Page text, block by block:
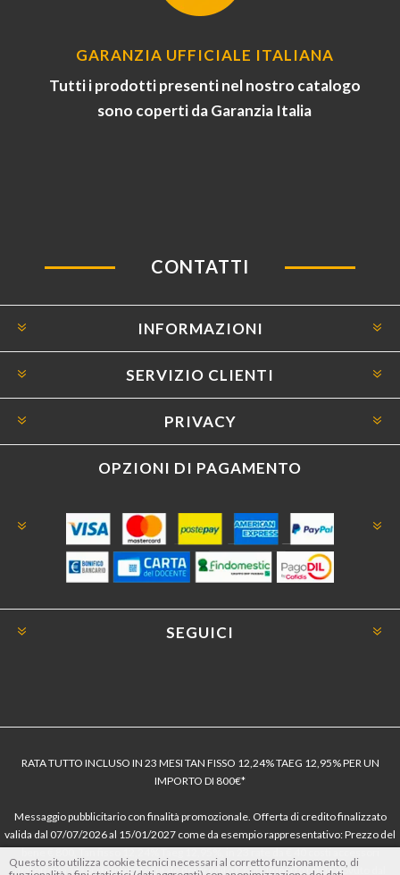
GARANZIA UFFICIALE ITALIANA
Tutti i prodotti presenti nel nostro catalogo
sono coperti da Garanzia Italia
CONTATTI
INFORMAZIONI
SERVIZIO CLIENTI
PRIVACY
OPZIONI DI PAGAMENTO
SEGUICI
RATA TUTTO INCLUSO IN 23 MESI TAN FISSO 12,24% TAEG 12,95% PER UN
IMPORTO DI 800€*
Messaggio pubblicitario con finalità promozionale. Offerta di credito finalizzato
valida dal 07/07/2026 al 15/01/2027 come da esempio rappresentativo: Prezzo del
dell’offerta azzerati. Importo totale del credito € 800. Importo totale dovuto dal
Questo sito utilizza cookie tecnici necessari al corretto funzionamento, di